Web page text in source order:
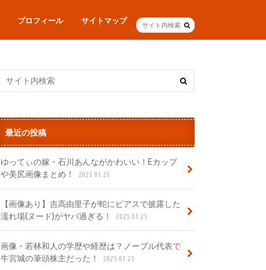
プロフィール サイトマップ
最近の投稿
ゆってぃの嫁・石川あんながかわいい！Eカップ
や美尻画像まとめ！
2025.01.25
【画像あり】吉高由里子が蛇にピアスで披露した
濡れ場(ヌード)がヤバ過ぎる！
2025.01.25
画像・若林和人の学歴や経歴は？ノーブル代表で
牛宮城の筆頭株主だった！
2025.01.25